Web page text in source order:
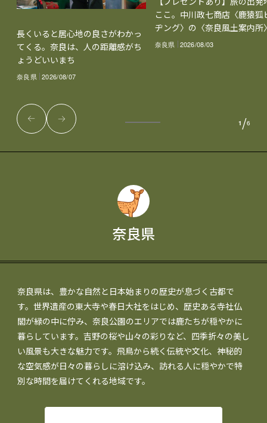
奈良県
奈良県は、豊かな自然と日本始まりの歴史が息づく古都で
す。世界遺産の東大寺や春日大社をはじめ、歴史ある寺社仏
閣が緑の中に佇み、奈良公園のエリアでは鹿たちが穏やかに
暮らしています。吉野の桜や山々の彩りなど、四季折々の美し
い風景も大きな魅力です。飛鳥から続く伝統や文化、神秘的
な空気感が日々の暮らしに溶け込み、訪れる人に穏やかで特
別な時間を届けてくれる地域です。
長くいると居心地の良さがわかっ
てくる。奈良は、人の距離感がち
ょうどいいまち
奈良県 2026/08/07
ここ。中川政七商店〈鹿猿狐
ヂング〉の〈奈良風土案内所
奈良県 2026/08/03
1 /6